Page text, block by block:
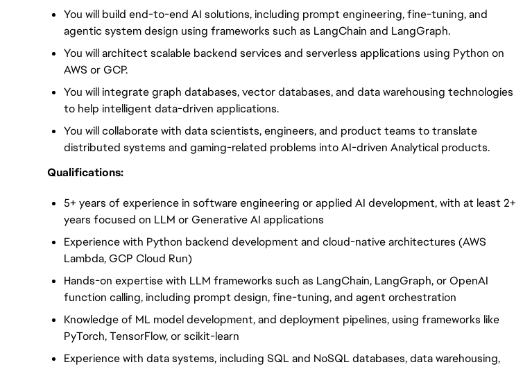
You will build end-to-end AI solutions, including prompt engineering, fine-tuning, and
agentic system design using frameworks such as LangChain and LangGraph.
You will architect scalable backend services and serverless applications using Python on
AWS or GCP.
You will integrate graph databases, vector databases, and data warehousing technologies
to help intelligent data-driven applications.
You will collaborate with data scientists, engineers, and product teams to translate
distributed systems and gaming-related problems into AI-driven Analytical products.
Qualifications:
5+ years of experience in software engineering or applied AI development, with at least 2+
years focused on LLM or Generative AI applications
Experience with Python backend development and cloud-native architectures (AWS
Lambda, GCP Cloud Run)
Hands-on expertise with LLM frameworks such as LangChain, LangGraph, or OpenAI
function calling, including prompt design, fine-tuning, and agent orchestration
Knowledge of ML model development, and deployment pipelines, using frameworks like
PyTorch, TensorFlow, or scikit-learn
Experience with data systems, including SQL and NoSQL databases, data warehousing,